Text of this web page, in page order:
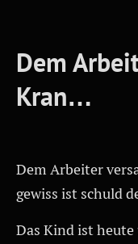
Dem
Kran…
Dem Arbeiter
gewiss ist schuld
Das Kind ist